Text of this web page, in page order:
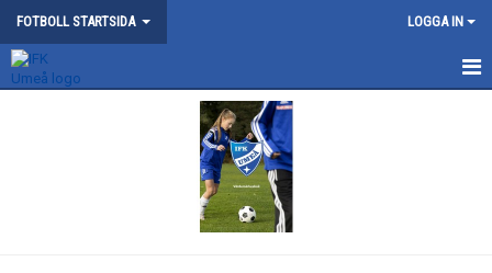
FOTBOLL STARTSIDA LOGGA IN